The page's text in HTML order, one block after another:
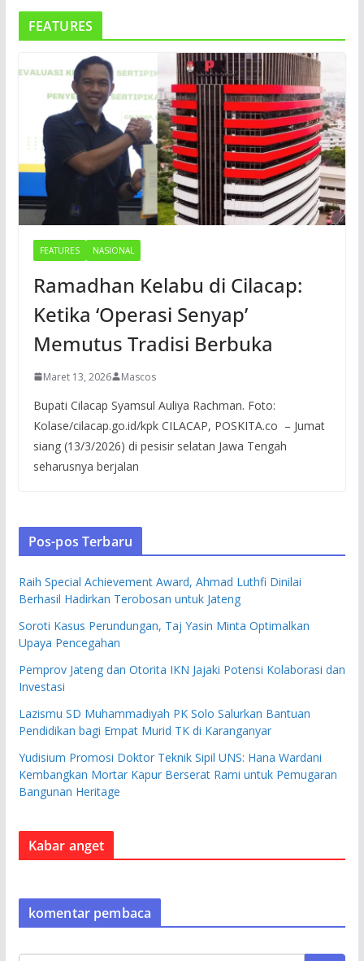
FEATURES
FEATURES NASIONAL
Ramadhan Kelabu di Cilacap:
Ketika ‘Operasi Senyap’
Memutus Tradisi Berbuka
Maret 13, 2026 Mascos
Bupati Cilacap Syamsul Auliya Rachman. Foto:
Kolase/cilacap.go.id/kpk CILACAP, POSKITA.co – Jumat
siang (13/3/2026) di pesisir selatan Jawa Tengah
seharusnya berjalan
Pos-pos Terbaru
Raih Special Achievement Award, Ahmad Luthfi Dinilai
Berhasil Hadirkan Terobosan untuk Jateng
Soroti Kasus Perundungan, Taj Yasin Minta Optimalkan
Upaya Pencegahan
Pemprov Jateng dan Otorita IKN Jajaki Potensi Kolaborasi dan
Investasi
Lazismu SD Muhammadiyah PK Solo Salurkan Bantuan
Pendidikan bagi Empat Murid TK di Karanganyar
Yudisium Promosi Doktor Teknik Sipil UNS: Hana Wardani
Kembangkan Mortar Kapur Berserat Rami untuk Pemugaran
Bangunan Heritage
Kabar anget
komentar pembaca